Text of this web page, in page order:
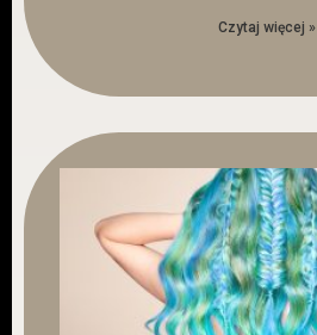
Czytaj więcej »